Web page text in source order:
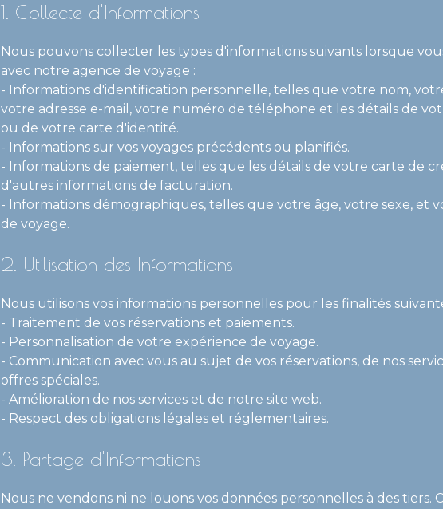
1. Collecte d'Informations
Nous pouvons collecter les types d'informations suivants lorsque
avec notre agence de voyage :
- Informations d'identification personnelle, telles que votre nom,
votre adresse e-mail, votre numéro de téléphone et les détails de
ou de votre carte d'identité.
- Informations sur vos voyages précédents ou planifiés.
- Informations de paiement, telles que les détails de votre carte de
d'autres informations de facturation.
- Informations démographiques, telles que votre âge, votre sexe, et
de voyage.
2. Utilisation des Informations
Nous utilisons vos informations personnelles pour les finalités
- Traitement de vos réservations et paiements.
- Personnalisation de votre expérience de voyage.
- Communication avec vous au sujet de vos réservations, de nos
offres spéciales.
- Amélioration de nos services et de notre site web.
- Respect des obligations légales et réglementaires.
3. Partage d'Informations
Nous ne vendons ni ne louons vos données personnelles à des tiers.